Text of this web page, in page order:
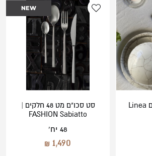
משתמש חדש/אורח
להרשמה
סט סכו"ם 48 חלקים Linea
NEW
סט סכו"ם מט 48 חלקים |
FASHION Sabiatto
48 יח'
1,490